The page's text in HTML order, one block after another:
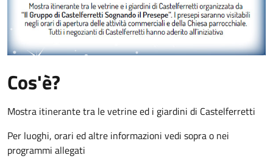
Cos'è?
Mostra itinerante tra le vetrine ed i giardini di Castelferretti
Per luoghi, orari ed altre informazioni vedi sopra o nei
programmi allegati